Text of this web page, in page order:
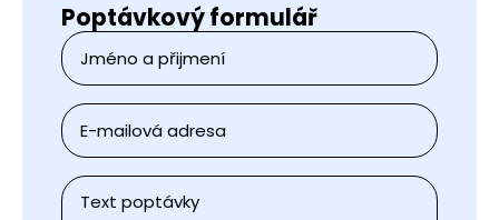
Poptávkový formulář
Jméno
a
přijmení
*
E-
mail
*
Zpráva